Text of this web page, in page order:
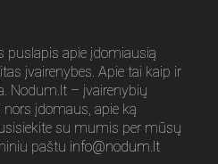
puslapis apie įdomiausią
įvairenybes. Apie tai kaip ir
Nodum.lt – įvairenybių
nors įdomaus, apie ką
su mumis per mūsų
paštu info@nodum.lt